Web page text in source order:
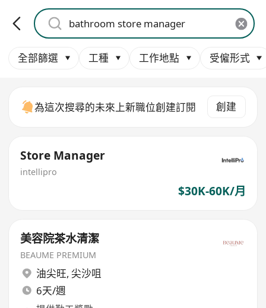
全部篩選 工種 工作地點 受僱形式
為這次搜尋的未來上新職位創建訂閱 創建
Store Manager
intellipro
$30K-60K/月
美容院茶水清潔
BEAUME PREMIUM
油尖旺, 尖沙咀
6天/週